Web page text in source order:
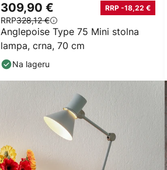
Anglepoise Type 75 Mini stolna
lampa, crna, 70 cm
309,90 € RRP -18,22 €
RRP328,12 €
Na lageru